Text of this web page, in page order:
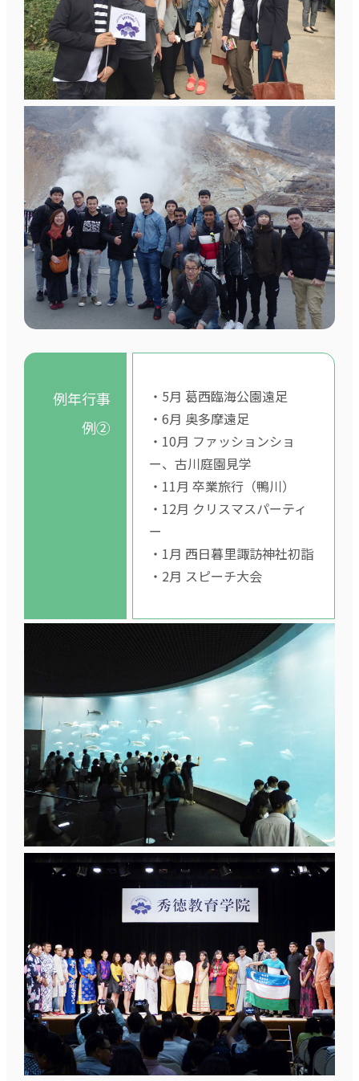
例年行事
例②
・5月 葛西臨海公園遠足
・6月 奥多摩遠足
・10月 ファッションショ
ー、古川庭園見学
・11月 卒業旅行（鴨川）
・12月 クリスマスパーティ
ー
・1月 西日暮里諏訪神社初詣
・2月 スピーチ大会